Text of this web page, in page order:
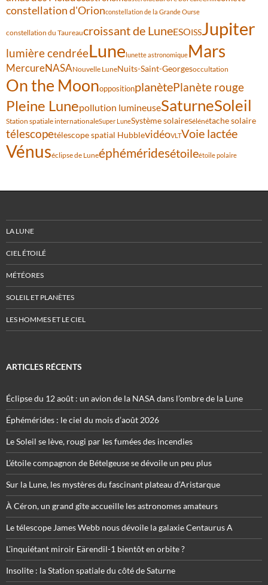
constellation d'Orionconstellation de la Grande Ourse
constellation du Taureaucroissant de LuneESOISSJupiter
lumière cendréeLunelunette astronomiqueMars
MercureNASANouvelle LuneNuits-Saint-Georgesoccultation
On the MoonoppositionplanètePlanète rouge
Pleine Lunepollution lumineuseSaturneSoleil
Station spatiale internationaleSuper LuneSystème solaireSélénétache solaire
télescopetélescope spatial HubblevidéoVLTVoie lactée
Vénuséclipse de Luneéphéméridesétoileétoile polaire
LA LUNE
CIEL ÉTOILÉ
MÉTÉORES
SOLEIL ET PLANÈTES
LES HOMMES ET LE CIEL
ARTICLES RÉCENTS
Éclipse du 12 août : un avion de la NASA dans l’ombre de la Lune
Éphémérides : le ciel du mois d’août 2026
Le Soleil se lève, rougi par les fumées des incendies
L’étoile compagnon de Bételgeuse se dévoile un peu plus
Sur la Lune, les mystères du fascinant plateau d’Aristarque
À Céron, un grand gîte accueille les astronomes amateurs
Le télescope James Webb nous dévoile la galaxie Centaurus A
L’inquiétant miroir Eärendil-1 bientôt en orbite ?
Insolite : la Station spatiale du côté de Saturne